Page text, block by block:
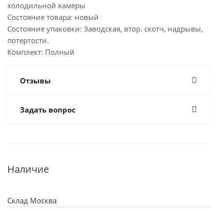
холодильной камеры
Состояние товара: новый
Состояние упаковки: Заводская, втор. скотч, надрывы,
потертости.
Комплект: Полный
Отзывы
Задать вопрос
Наличие
Склад Москва